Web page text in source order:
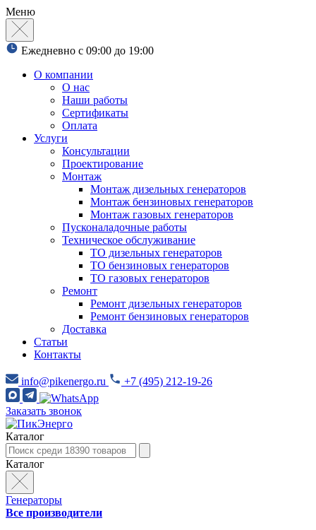
Меню
Ежедневно с 09:00 до 19:00
О компании
О нас
Наши работы
Сертификаты
Оплата
Услуги
Консультации
Проектирование
Монтаж
Монтаж дизельных генераторов
Монтаж бензиновых генераторов
Монтаж газовых генераторов
Пусконаладочные работы
Техническое обслуживание
ТО дизельных генераторов
ТО бензиновых генераторов
ТО газовых генераторов
Ремонт
Ремонт дизельных генераторов
Ремонт бензиновых генераторов
Доставка
Статьи
Контакты
info@pikenergo.ru +7 (495) 212-19-26
Заказать звонок
Каталог
Каталог
Генераторы
Все производители